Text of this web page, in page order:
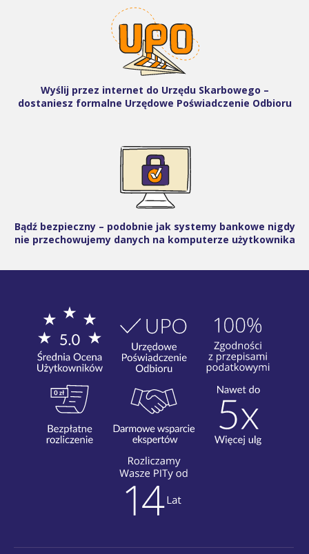
Wyślij przez internet do Urzędu Skarbowego –
dostaniesz formalne Urzędowe Poświadczenie Odbioru
Bądź bezpieczny – podobnie jak systemy bankowe nigdy
nie przechowujemy danych na komputerze użytkownika